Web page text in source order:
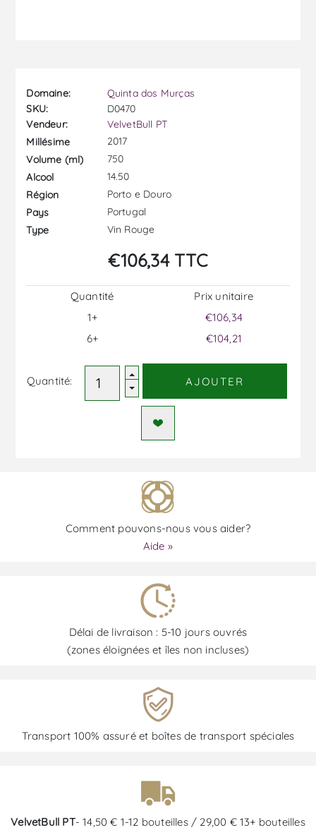
Domaine:
Quinta dos Murças
SKU:
D0470
Vendeur:
VelvetBull PT
Millésime
2017
Volume (ml)
750
Alcool
14.50
Région
Porto e Douro
Pays
Portugal
Type
Vin Rouge
€106,34 TTC
Quantité
1+
6+
Prix ​​unitaire
€106,34
€104,21
Quantité: AJOUTER
Comment pouvons-nous vous aider?
Aide »
Délai de livraison : 5-10 jours ouvrés
(zones éloignées et îles non incluses)
Transport 100% assuré et boîtes de transport spéciales
VelvetBull PT- 14,50 € 1-12 bouteilles / 29,00 € 13+ bouteilles